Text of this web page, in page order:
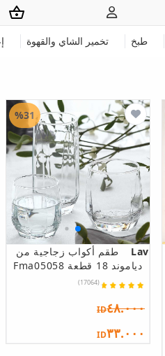
طبخ تخمير الشاي والقهوة
Lav
طقم أكواب زجاجية من
دياموند 18 قطعة Fma05058
(17064)
ID٤٨.٠٠٠
ID٣٣.٠٠٠
%31